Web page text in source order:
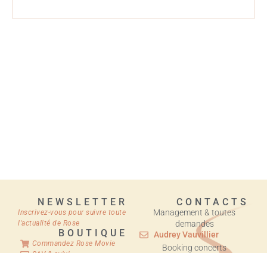
NEWSLETTER
Inscrivez-vous pour suivre toute
l'actualité de Rose
BOUTIQUE
Commandez Rose Movie
CONTACTS
Management & toutes
demandes
Audrey Vauvillier
Booking concerts